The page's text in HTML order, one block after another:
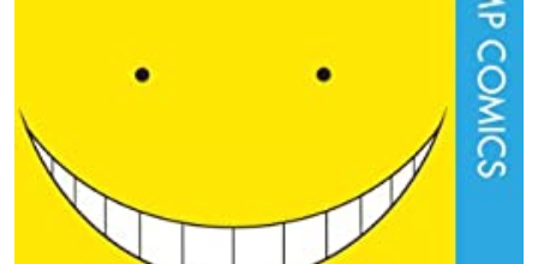
律（自律思考固定砲
台）
声優：河原木志穂
不破優月
声優：植田佳奈